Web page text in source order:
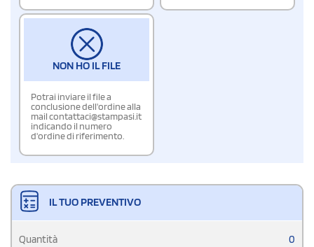
NON HO IL FILE
Potrai inviare il file a
conclusione dell'ordine alla
mail contattaci@stampasi.it
indicando il numero
d'ordine di riferimento.
IL TUO PREVENTIVO
Quantità 0